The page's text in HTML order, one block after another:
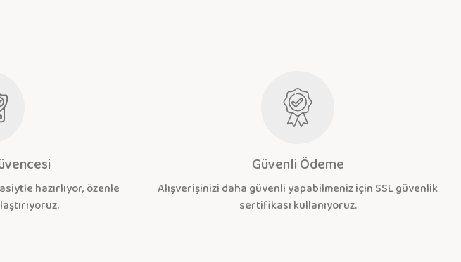
hazırlıyor, özenle
Güvenli Ödeme
Alışverişinizi daha güvenli yapabilmeniz için SSL güvenlik
sertifikası kullanıyoruz.